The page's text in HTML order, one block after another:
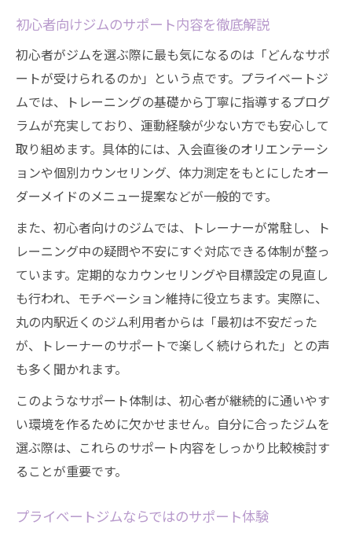
初心者向けジムのサポート内容を徹底解説
初心者がジムを選ぶ際に最も気になるのは「どんなサポ
ートが受けられるのか」という点です。プライベートジ
ムでは、トレーニングの基礎から丁寧に指導するプログ
ラムが充実しており、運動経験が少ない方でも安心して
取り組めます。具体的には、入会直後のオリエンテーシ
ョンや個別カウンセリング、体力測定をもとにしたオー
ダーメイドのメニュー提案などが一般的です。
また、初心者向けのジムでは、トレーナーが常駐し、ト
レーニング中の疑問や不安にすぐ対応できる体制が整っ
ています。定期的なカウンセリングや目標設定の見直し
も行われ、モチベーション維持に役立ちます。実際に、
丸の内駅近くのジム利用者からは「最初は不安だった
が、トレーナーのサポートで楽しく続けられた」との声
も多く聞かれます。
このようなサポート体制は、初心者が継続的に通いやす
い環境を作るために欠かせません。自分に合ったジムを
選ぶ際は、これらのサポート内容をしっかり比較検討す
ることが重要です。
プライベートジムならではのサポート体験